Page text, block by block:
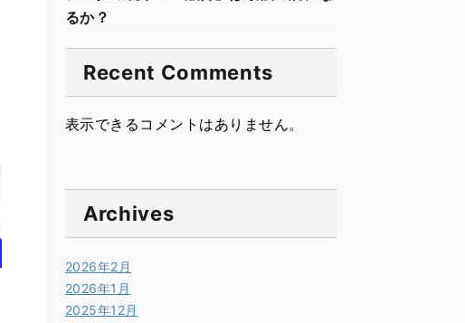
るか？
Recent Comments
表示できるコメントはありません。
Archives
2026年2月
2026年1月
2025年12月